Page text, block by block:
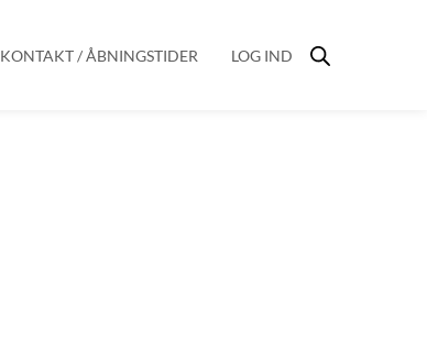
KONTAKT / ÅBNINGSTIDER LOG IND